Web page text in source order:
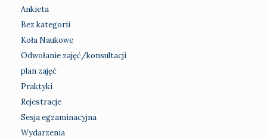
Ankieta
Bez kategorii
Koła Naukowe
Odwołanie zajęć/konsultacji
plan zajęć
Praktyki
Rejestracje
Sesja egzaminacyjna
Wydarzenia